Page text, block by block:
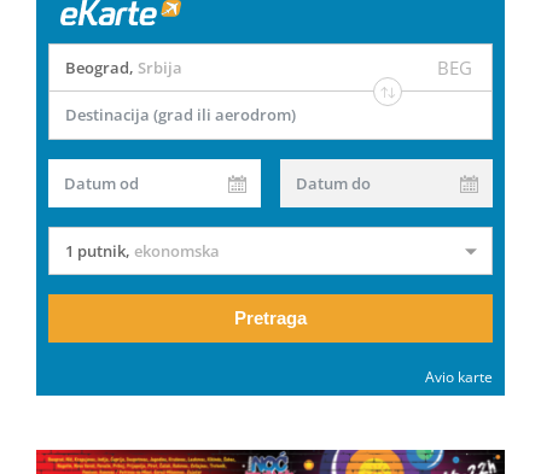
Beograd, Srbija BEG
Destinacija (grad ili aerodrom)
Datum od Datum do
1 putnik, ekonomska
Pretraga
Avio karte